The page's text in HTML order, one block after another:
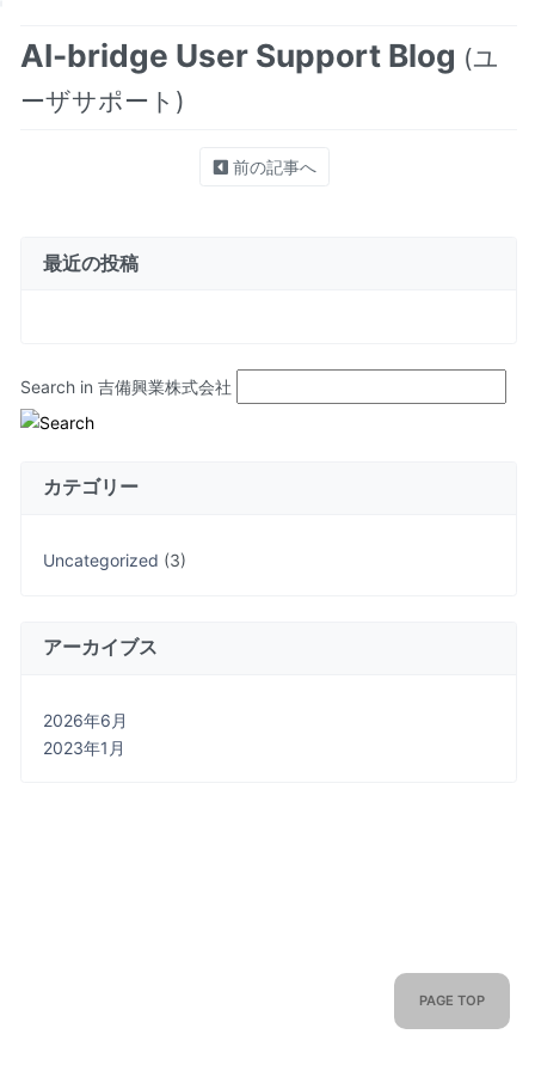
AI-bridge User Support Blog (ユ
ーザサポート)
前の記事へ
最近の投稿
Search in 吉備興業株式会社
カテゴリー
Uncategorized (3)
アーカイブス
2026年6月
2023年1月
PAGE TOP